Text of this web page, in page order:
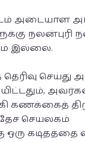
அடையாள
இல்லை.
செய்து
கணக்கைத்
செயலகம்
ஒரு கடிதத்தை